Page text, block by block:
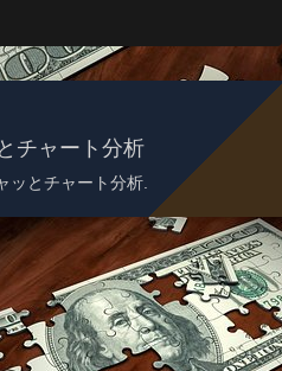
チャート分析
ッとチャート分析.